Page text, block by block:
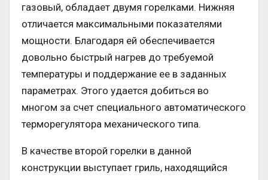
газовый, обладает двумя горелками. Нижняя
отличается максимальными показателями
мощности. Благодаря ей обеспечивается
довольно быстрый нагрев до требуемой
температуры и поддержание ее в заданных
параметрах. Этого удается добиться во
многом за счет специального автоматического
терморегулятора механического типа.
В качестве второй горелки в данной
конструкции выступает гриль, находящийся